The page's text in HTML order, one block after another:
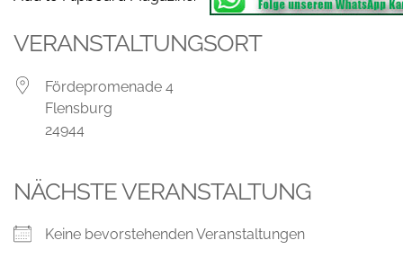
VERANSTALTUNGSORT
Fördepromenade 4
Flensburg
24944
NÄCHSTE VERANSTALTUNG
Keine bevorstehenden Veranstaltungen